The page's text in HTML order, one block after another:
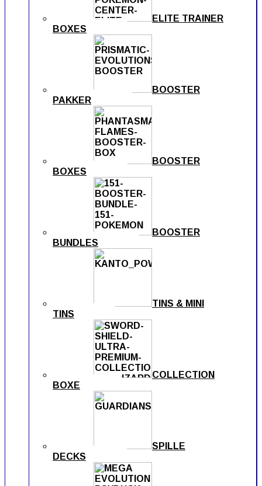
ELITE TRAINER
BOXES
BOOSTER
PAKKER
BOOSTER
BOXES
BOOSTER
BUNDLES
TINS & MINI
TINS
COLLECTION
BOXE
SPILLE
DECKS